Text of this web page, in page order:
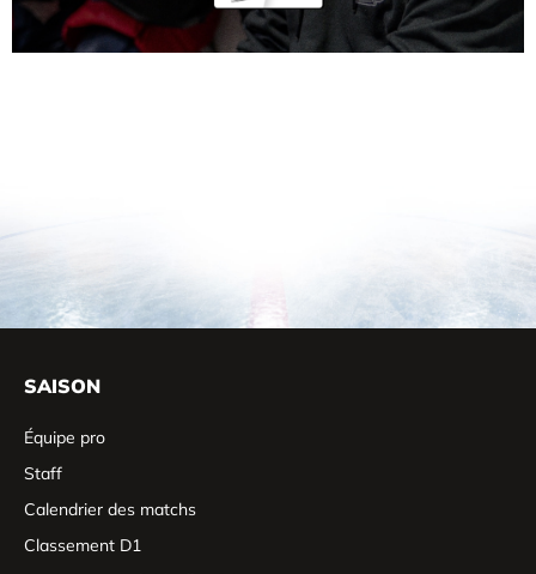
SAISON
Équipe pro
Staff
Calendrier des matchs
Classement D1